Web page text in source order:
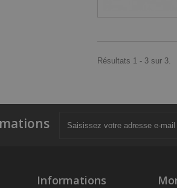
Résultats 1 - 3 sur 3.
Informations